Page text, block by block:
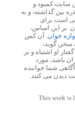
گذاری شد. این سایت کمبود و
بین گذاشته، و به
است برای
بر این اساس،
خوان . آن کس
سخن گوید،
او اشتباه و بر
باشد، مورد
شما خواننده
This work is